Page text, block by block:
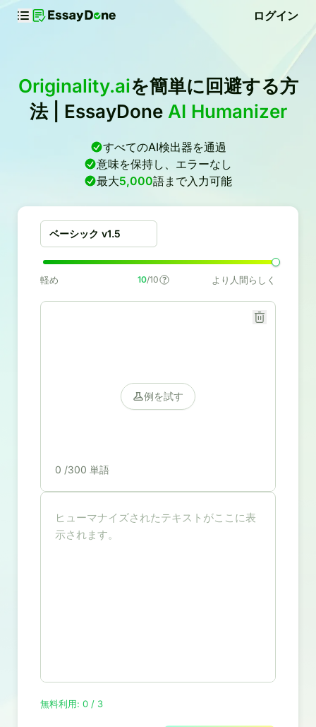
ログイン
Originality.aiを簡単に回避する方
法 | EssayDone AI Humanizer
すべてのAI検出器を通過
意味を保持し、エラーなし
最大5,000語まで入力可能
ベーシック v1.5
軽め 10/10 より人間らしく
例を試す
0 /300 単語
ヒューマナイズされたテキストがここに表
示されます。
無料利用: 0 / 3